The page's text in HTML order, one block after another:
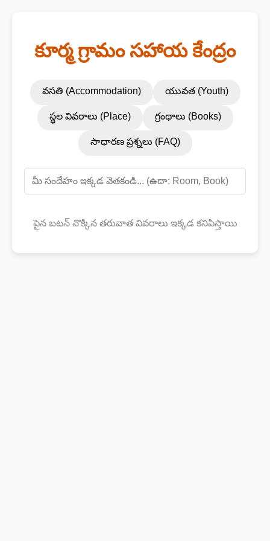
కూర్మ గ్రామం సహాయ కేంద్రం
వసతి (Accommodation) యువత (Youth)
స్థల వివరాలు (Place) గ్రంథాలు (Books)
సాధారణ ప్రశ్నలు (FAQ)
పైన బటన్ నొక్కిన తరువాత వివరాలు ఇక్కడ కనిపిస్తాయి